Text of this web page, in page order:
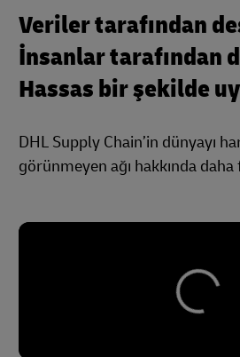
Veriler tarafından
İnsanlar tarafından
Hassas bir şekilde
DHL Supply Chain’in dünyayı
görünmeyen ağı hakkında